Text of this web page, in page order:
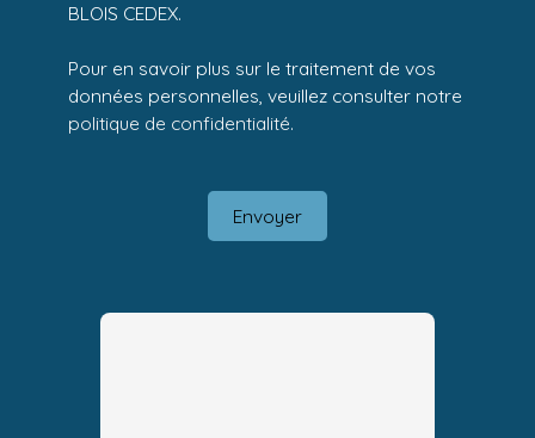
BLOIS CEDEX.
Pour en savoir plus sur le traitement de vos
données personnelles, veuillez consulter notre
politique de confidentialité.
Envoyer